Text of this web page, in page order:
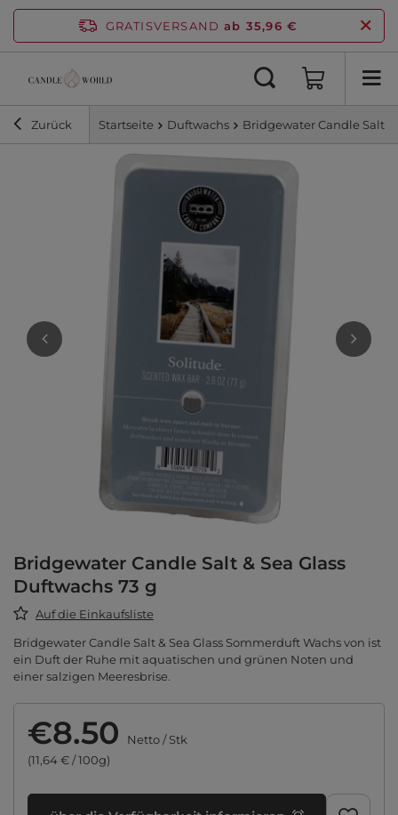
GRATISVERSAND ab 35,96 €
Zurück Startseite Duftwachs Bridgewater Candle Salt &
Bridgewater Candle Salt & Sea Glass
Duftwachs 73 g
Auf die Einkaufsliste
Bridgewater Candle Salt & Sea Glass Sommerduft Wachs von ist
ein Duft der Ruhe mit aquatischen und grünen Noten und
einer salzigen Meeresbrise.
€8.50 Netto/Stk
(11,64 € / 100g)